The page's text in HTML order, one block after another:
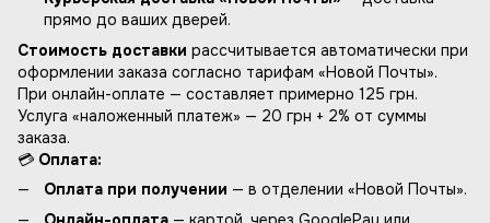
прямо до ваших дверей.
Стоимость доставки рассчитывается автоматически при
оформлении заказа согласно тарифам «Новой Почты».
При онлайн-оплате — составляет примерно 125 грн.
Услуга «наложенный платеж» — 20 грн + 2% от суммы
заказа.
💳 Оплата:
Оплата при получении — в отделении «Новой Почты».